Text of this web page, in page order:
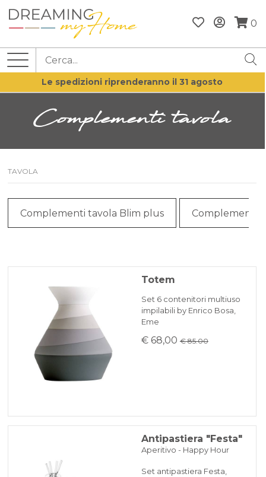
0
Le spedizioni riprenderanno il 31 agosto
Complementi tavola
TAVOLA
Complementi tavola Blim plus Complementi
Totem
Set 6 contenitori multiuso
impilabili by Enrico Bosa,
Eme
€ 68,00 € 85.00
Antipastiera "Festa"
Aperitivo - Happy Hour
Set antipastiera Festa,